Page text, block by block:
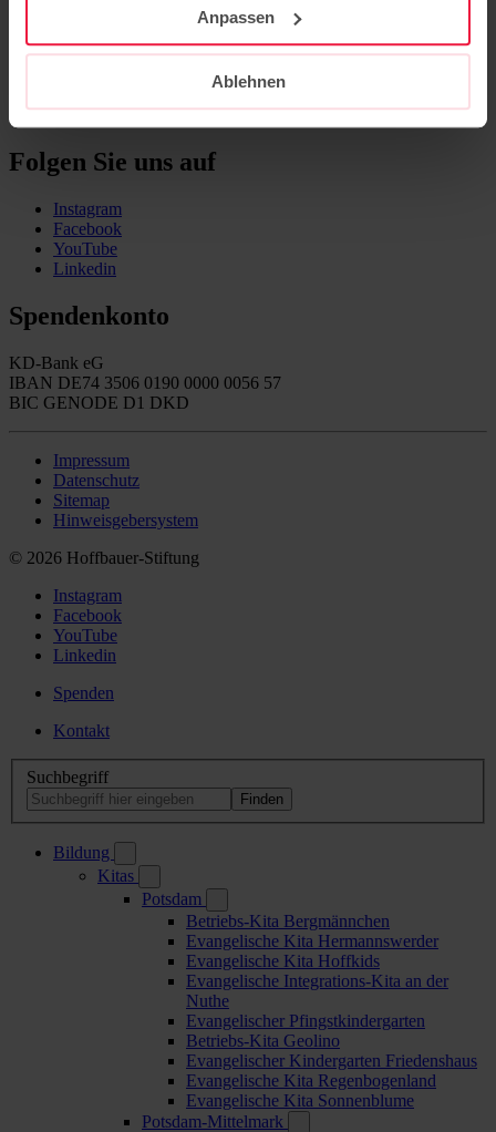
Anpassen
Ablehnen
Veranstaltungen
Newsletter
Folgen Sie uns auf
Instagram
Facebook
YouTube
Linkedin
Spendenkonto
KD-Bank eG
IBAN DE74 3506 0190 0000 0056 57
BIC GENODE D1 DKD
Impressum
Datenschutz
Sitemap
Hinweisgebersystem
© 2026 Hoffbauer-Stiftung
Instagram
Facebook
YouTube
Linkedin
Spenden
Kontakt
Suchbegriff
Bildung
Kitas
Potsdam
Betriebs-Kita Bergmännchen
Evangelische Kita Hermannswerder
Evangelische Kita Hoffkids
Evangelische Integrations-Kita an der
Nuthe
Evangelischer Pfingstkindergarten
Betriebs-Kita Geolino
Evangelischer Kindergarten Friedenshaus
Evangelische Kita Regenbogenland
Evangelische Kita Sonnenblume
Potsdam-Mittelmark